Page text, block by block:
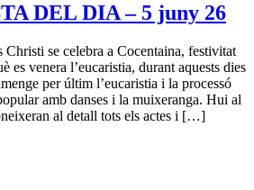
DEL DIA – 5 juny 26
se celebra a Cocentaina, festivitat
es venera l’eucaristia, durant aquests dies
per últim l’eucaristia i la processó
amb danses i la muixeranga. Hui al
al detall tots els actes i […]